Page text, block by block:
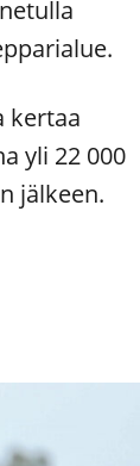
kertaa
yli 22 000
jälkeen.